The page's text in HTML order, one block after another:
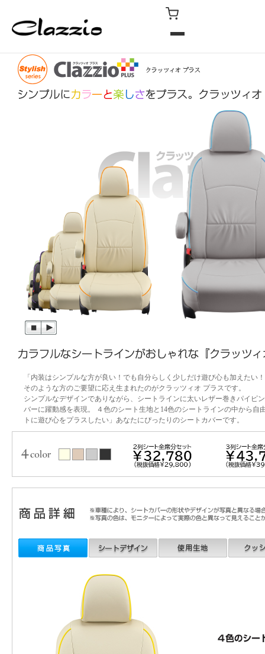
「内装はシンプルな方が良い！でも自分らしく少しだけ遊び心も加えたい
そのような方のご要望に応え生まれたのがクラッツィオ プラスです。
シンプルなデザインでありながら、シートラインに太いレザー巻きパイピ
バーに躍動感を表現。 ４色のシート生地と14色のシートラインの中から
トに遊び心をプラスしたい」あなたにぴったりのシートカバーです。